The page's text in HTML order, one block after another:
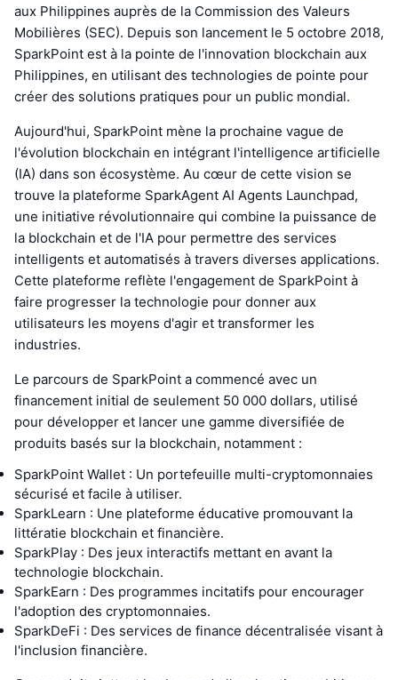
aux Philippines auprès de la Commission des Valeurs
Mobilières (SEC). Depuis son lancement le 5 octobre 2018,
SparkPoint est à la pointe de l'innovation blockchain aux
Philippines, en utilisant des technologies de pointe pour
créer des solutions pratiques pour un public mondial.
Aujourd'hui, SparkPoint mène la prochaine vague de
l'évolution blockchain en intégrant l'intelligence artificielle
(IA) dans son écosystème. Au cœur de cette vision se
trouve la plateforme SparkAgent AI Agents Launchpad,
une initiative révolutionnaire qui combine la puissance de
la blockchain et de l'IA pour permettre des services
intelligents et automatisés à travers diverses applications.
Cette plateforme reflète l'engagement de SparkPoint à
faire progresser la technologie pour donner aux
utilisateurs les moyens d'agir et transformer les
industries.
Le parcours de SparkPoint a commencé avec un
financement initial de seulement 50 000 dollars, utilisé
pour développer et lancer une gamme diversifiée de
produits basés sur la blockchain, notamment :
SparkPoint Wallet : Un portefeuille multi-cryptomonnaies
sécurisé et facile à utiliser.
SparkLearn : Une plateforme éducative promouvant la
littératie blockchain et financière.
SparkPlay : Des jeux interactifs mettant en avant la
technologie blockchain.
SparkEarn : Des programmes incitatifs pour encourager
l'adoption des cryptomonnaies.
SparkDeFi : Des services de finance décentralisée visant à
l'inclusion financière.